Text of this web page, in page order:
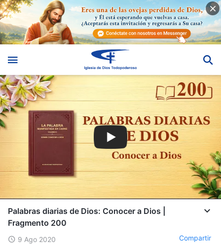
Palabras diarias de Dios: Conocer a Dios |
Fragmento 200
9 Ago 2020 Compartir